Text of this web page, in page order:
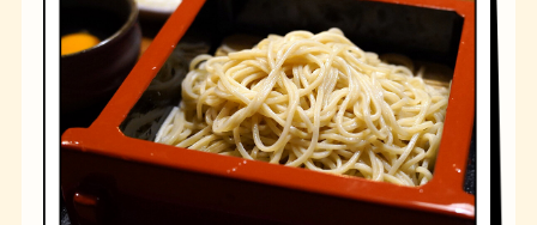
ナポリタン